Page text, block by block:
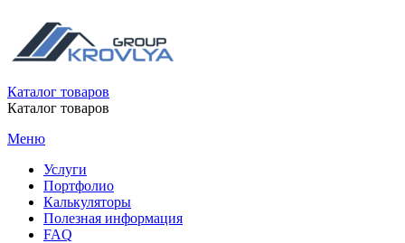
Каталог товаров
Каталог товаров
Меню
Услуги
Портфолио
Калькуляторы
Полезная информация
FAQ